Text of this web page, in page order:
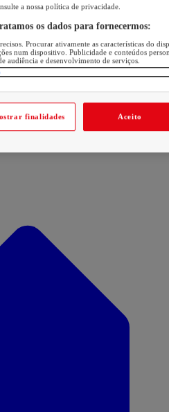
a nossa política de privacidade.
os dados para fornecermos:
Procurar ativamente as características do
num dispositivo. Publicidade e conteúdos
audiência e desenvolvimento de serviços.
finalidades Aceito